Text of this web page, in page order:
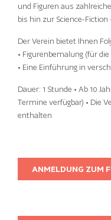
und Figuren aus
bis hin zur Science-Fiction
Der Verein bietet Ihnen
• Figurenbemalung (für
• Eine Einführung in
Dauer: 1 Stunde • Ab 10
Termine verfügbar) • Die
enthalten
ANMELDUNG ZUM